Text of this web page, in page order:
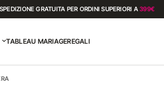
SPEDIZIONE GRATUITA PER ORDINI SUPERIORI A399€
TABLEAU MARIAGEREGALI